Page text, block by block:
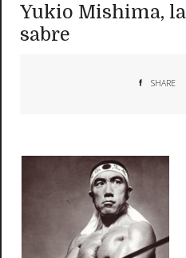
Yukio Mishima,
sabre
SHARE